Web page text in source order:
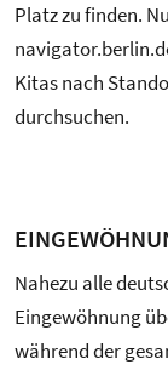
Platz zu finden.
Kitas nach
durchsuchen.
Nahezu alle
Eingewöhnung
während der